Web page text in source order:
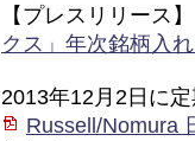
【プレスリリース】
クス」年次銘柄入
2013年12月2日に
Russell/Nomura